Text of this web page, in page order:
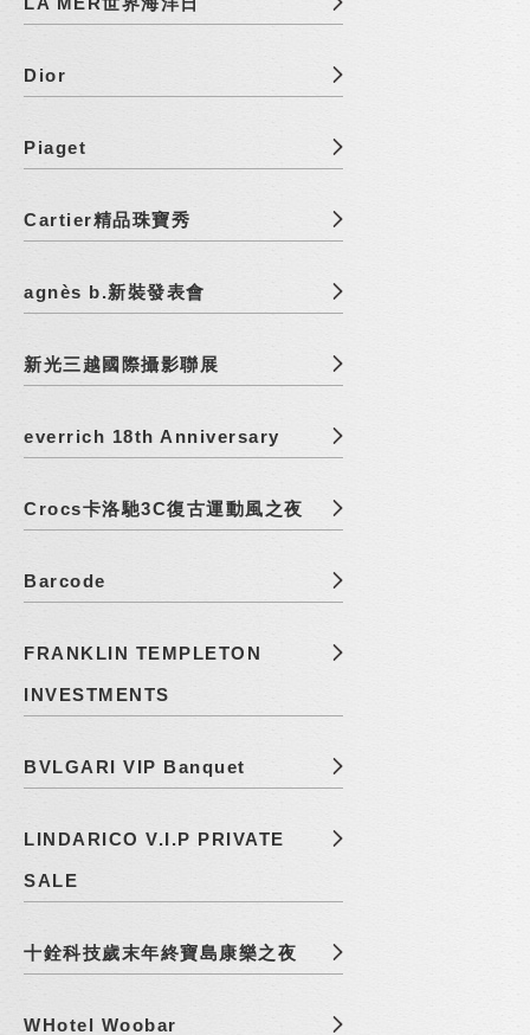
Dior
Piaget
Cartier精品珠寶秀
agnès b.新裝發表會
新光三越國際攝影聯展
everrich 18th Anniversary
Crocs卡洛馳3C復古運動風之夜
Barcode
FRANKLIN TEMPLETON
INVESTMENTS
BVLGARI VIP Banquet
LINDARICO V.I.P PRIVATE
SALE
十銓科技歲末年終寶島康樂之夜
WHotel Woobar